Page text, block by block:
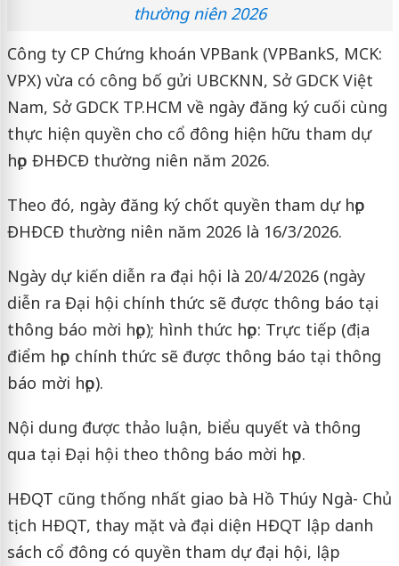
thường niên 2026
Công ty CP Chứng khoán VPBank (VPBankS, MCK:
VPX) vừa có công bố gửi UBCKNN, Sở GDCK Việt
Nam, Sở GDCK TP.HCM về ngày đăng ký cuối cùng
thực hiện quyền cho cổ đông hiện hữu tham dự
họp ĐHĐCĐ thường niên năm 2026.
Theo đó, ngày đăng ký chốt quyền tham dự họp
ĐHĐCĐ thường niên năm 2026 là 16/3/2026.
Ngày dự kiến diễn ra đại hội là 20/4/2026 (ngày
diễn ra Đại hội chính thức sẽ được thông báo tại
thông báo mời họp); hình thức họp: Trực tiếp (địa
điểm họp chính thức sẽ được thông báo tại thông
báo mời họp).
Nội dung được thảo luận, biểu quyết và thông
qua tại Đại hội theo thông báo mời họp.
HĐQT cũng thống nhất giao bà Hồ Thúy Ngà- Chủ
tịch HĐQT, thay mặt và đại diện HĐQT lập danh
sách cổ đông có quyền tham dự đại hội, lập